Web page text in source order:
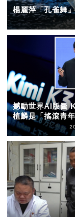
楊麗萍「孔雀舞
撼動世界AI版圖
植麟是「搖滾青年